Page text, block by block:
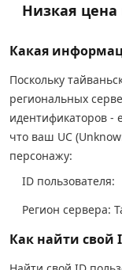
Низкая цена
Какая
Поскольку
региональных
идентификаторов -
что ваш UC
персонажу:
ID пользователя:
Регион сервера:
Как найти свой